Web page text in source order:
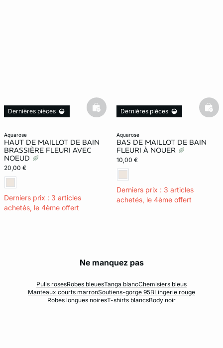
aquarose
HAUT DE MAILLOT DE BAIN
BRASSIÈRE FLEURI AVEC
NOEUD
20,00 €
Derniers prix : 3 articles
achetés, le 4ème offert
Dernières pièces basketfull
aquarose
BAS DE MAILLOT DE BAIN
FLEURI À NOUER
10,00 €
Derniers prix : 3 articles
achetés, le 4ème offert
Dernières pièces
Ne manquez pas
Pulls rosesRobes bleuesTanga blancChemisiers bleus
Manteaux courts marronSoutiens-gorge 95BLingerie rouge
Robes longues noiresT-shirts blancsBody noir